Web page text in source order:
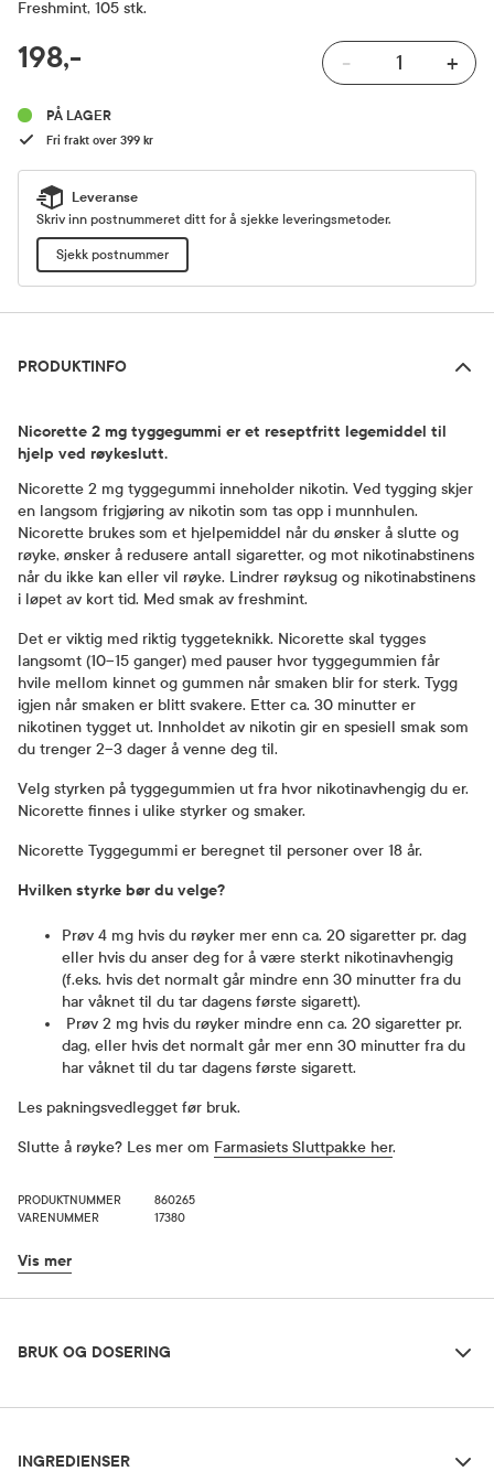
Freshmint, 105 stk.
RABATTPROSENT
198,- - +
PÅ LAGER
Fri frakt over 399 kr
Leveranse
Skriv inn postnummeret ditt for å sjekke leveringsmetoder.
Sjekk postnummer
PRODUKTINFO
Nicorette 2 mg tyggegummi er et reseptfritt legemiddel til
hjelp ved røykeslutt.
Nicorette 2 mg tyggegummi inneholder nikotin. Ved tygging skjer
en langsom frigjøring av nikotin som tas opp i munnhulen.
Nicorette brukes som et hjelpemiddel når du ønsker å slutte og
røyke, ønsker å redusere antall sigaretter, og mot nikotinabstinens
når du ikke kan eller vil røyke. Lindrer røyksug og nikotinabstinens
i løpet av kort tid. Med smak av freshmint.
Det er viktig med riktig tyggeteknikk. Nicorette skal tygges
langsomt (10–15 ganger) med pauser hvor tyggegummien får
hvile mellom kinnet og gummen når smaken blir for sterk. Tygg
igjen når smaken er blitt svakere. Etter ca. 30 minutter er
nikotinen tygget ut. Innholdet av nikotin gir en spesiell smak som
du trenger 2–3 dager å venne deg til.
Velg styrken på tyggegummien ut fra hvor nikotinavhengig du er.
Nicorette finnes i ulike styrker og smaker.
Nicorette Tyggegummi er beregnet til personer over 18 år.
Hvilken styrke bør du velge?
Prøv 4 mg hvis du røyker mer enn ca. 20 sigaretter pr. dag
eller hvis du anser deg for å være sterkt nikotinavhengig
(f.eks. hvis det normalt går mindre enn 30 minutter fra du
har våknet til du tar dagens første sigarett).
Prøv 2 mg hvis du røyker mindre enn ca. 20 sigaretter pr.
dag, eller hvis det normalt går mer enn 30 minutter fra du
har våknet til du tar dagens første sigarett.
Les pakningsvedlegget før bruk.
Slutte å røyke? Les mer om Farmasiets Sluttpakke her.
PRODUKTNUMMER
860265
VARENUMMER
17380
Vis mer
BRUK OG DOSERING
Nicorette tyggegummi 2 mg kan brukes alene eller i kombinasjon
INGREDIENSER